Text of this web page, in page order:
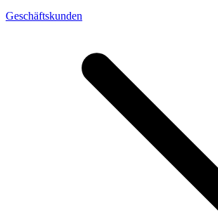
Geschäftskunden